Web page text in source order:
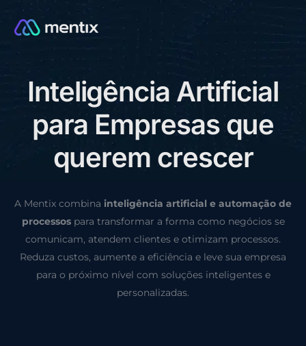
Inteligência Artificial
para Empresas que
querem crescer
A Mentix combina inteligência artificial e automação de
processospara transformar a forma como negócios se
comunicam, atendem clientes e otimizam processos.
Reduza custos, aumente a eficiência e leve sua empresa
para o próximo nível com soluções inteligentes e
personalizadas.
CONSULTORIA GRÁTIS